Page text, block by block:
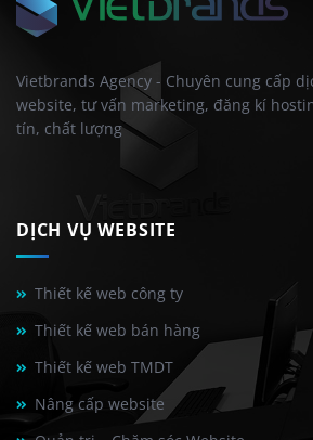
Vietbrands Agency - Chuyên cung cấp
website, tư vấn marketing, đăng kí
tín, chất lượng
DỊCH VỤ WEBSITE
Thiết kế web công ty
Thiết kế web bán hàng
Thiết kế web TMDT
Nâng cấp website